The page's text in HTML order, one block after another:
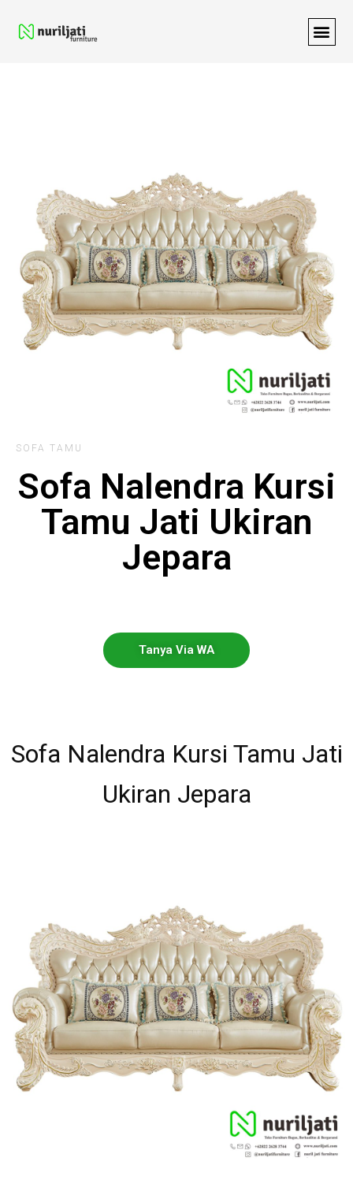
SOFA TAMU
Sofa Nalendra Kursi
Tamu Jati Ukiran
Jepara
Tanya Via WA
Sofa Nalendra Kursi Tamu Jati
Ukiran Jepara